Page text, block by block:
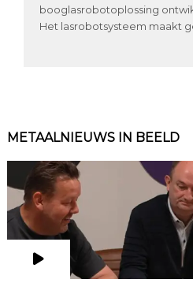
booglasrobotoplossing
Het lasrobotsysteem maakt
METAALNIEUWS IN BEELD